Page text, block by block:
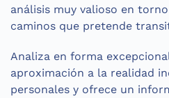
análisis muy valioso en
caminos que pretende
Analiza en forma
aproximación a la realidad
personales y ofrece un